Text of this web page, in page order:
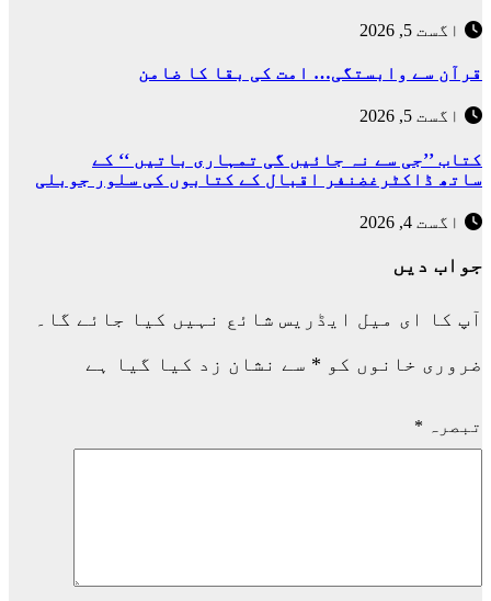
اگست 5, 2026
قرآن سے وابستگی… امت کی بقا کا ضامن
اگست 5, 2026
کتاب ’’جی سے نہ جائیں گی تمہاری باتیں ‘‘ کے
ساتھ ڈاکٹرغضنفر اقبال کے کتابوں کی سلور جوبلی
اگست 4, 2026
جواب دیں
آپ کا ای میل ایڈریس شائع نہیں کیا جائے گا۔
ضروری خانوں کو * سے نشان زد کیا گیا ہے
تبصرہ *